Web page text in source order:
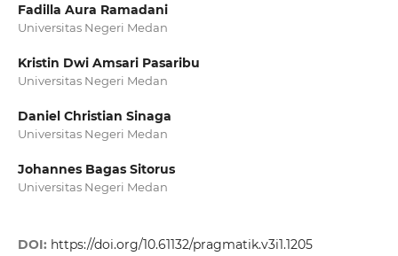
Fadilla Aura Ramadani
Universitas Negeri Medan
Kristin Dwi Amsari Pasaribu
Universitas Negeri Medan
Daniel Christian Sinaga
Universitas Negeri Medan
Johannes Bagas Sitorus
Universitas Negeri Medan
DOI: https://doi.org/10.61132/pragmatik.v3i1.1205